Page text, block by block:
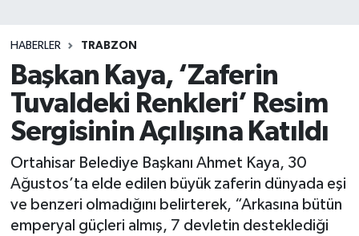
HABERLER TRABZON
Başkan Kaya, ‘Zaferin
Tuvaldeki Renkleri’ Resim
Sergisinin Açılışına Katıldı
Ortahisar Belediye Başkanı Ahmet Kaya, 30
Ağustos’ta elde edilen büyük zaferin dünyada eşi
ve benzeri olmadığını belirterek, “Arkasına bütün
emperyal güçleri almış, 7 devletin desteklediği
Teknoloji
TRABZON
Yaşam